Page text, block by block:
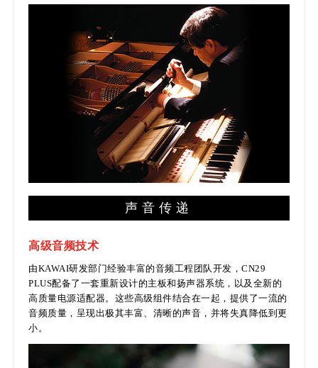
声音传递
高级音频技术
由KAWAI研发部门经验丰富的音频工程团队开发，CN29
PLUS配备了一套重新设计的主板和扬声器系统，以及全新的
高质量电源适配器。这些高级组件结合在一起，提供了一流的
音频质量，呈现出极其丰富、清晰的声音，并将失真降低到更
小。